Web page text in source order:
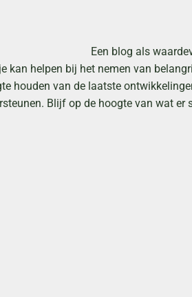
Een blog als
kan helpen bij het nemen van
houden van de laatste
Blijf op de hoogte van wat